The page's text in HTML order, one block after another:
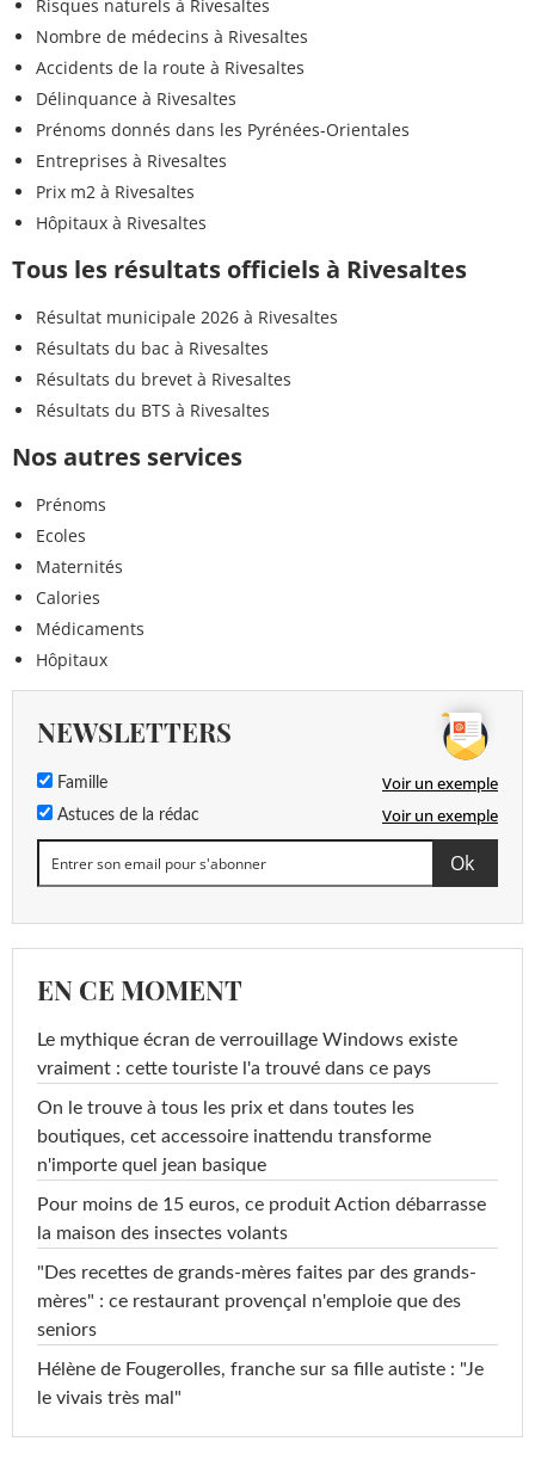
Risques naturels à Rivesaltes
Nombre de médecins à Rivesaltes
Accidents de la route à Rivesaltes
Délinquance à Rivesaltes
Prénoms donnés dans les Pyrénées-Orientales
Entreprises à Rivesaltes
Prix m2 à Rivesaltes
Hôpitaux à Rivesaltes
Tous les résultats officiels à Rivesaltes
Résultat municipale 2026 à Rivesaltes
Résultats du bac à Rivesaltes
Résultats du brevet à Rivesaltes
Résultats du BTS à Rivesaltes
Nos autres services
Prénoms
Ecoles
Maternités
Calories
Médicaments
Hôpitaux
NEWSLETTERS
Famille Voir un exemple
Astuces de la rédac Voir un exemple
EN CE MOMENT
Le mythique écran de verrouillage Windows existe
vraiment : cette touriste l'a trouvé dans ce pays
On le trouve à tous les prix et dans toutes les
boutiques, cet accessoire inattendu transforme
n'importe quel jean basique
Pour moins de 15 euros, ce produit Action débarrasse
la maison des insectes volants
"Des recettes de grands-mères faites par des grands-
mères" : ce restaurant provençal n'emploie que des
seniors
Hélène de Fougerolles, franche sur sa fille autiste : "Je
le vivais très mal"